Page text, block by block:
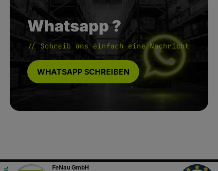
Whatsapp ?
// Schreib uns einfach eine Nachricht
WHATSAPP SCHREIBEN